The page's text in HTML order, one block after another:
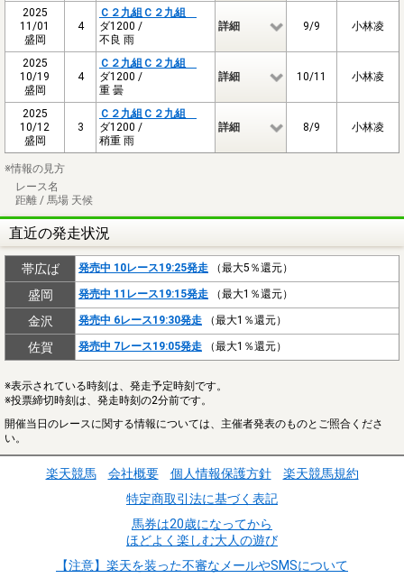
2025
11/01
盛岡
4
Ｃ２九組Ｃ２九組
ダ1200 /
不良 雨
詳細 9/9 小林凌
2025
10/19
盛岡
4
Ｃ２九組Ｃ２九組
ダ1200 /
重 曇
詳細 10/11 小林凌
2025
10/12
盛岡
3
Ｃ２九組Ｃ２九組
ダ1200 /
稍重 雨
詳細 8/9 小林凌
※情報の見方
レース名
距離 / 馬場 天候
直近の発走状況
帯広ば 発売中 10レース19:25発走 （最大5％還元）
盛岡 発売中 11レース19:15発走 （最大1％還元）
金沢 発売中 6レース19:30発走 （最大1％還元）
佐賀 発売中 7レース19:05発走 （最大1％還元）
※表示されている時刻は、発走予定時刻です。
※投票締切時刻は、発走時刻の2分前です。
開催当日のレースに関する情報については、主催者発表のものとご照合くださ
い。
楽天競馬 会社概要 個人情報保護方針
楽天競馬規約
特定商取引法に基づく表記
馬券は20歳になってから
ほどよく楽しむ大人の遊び
【注意】楽天を装った不審なメールやSMSについて